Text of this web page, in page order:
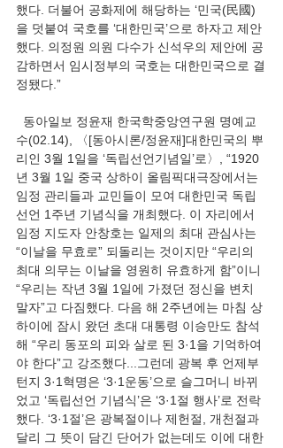
했다. 더불어 공화제에 해당하는 ‘민국(民國)
을 덧붙여 국호를 ‘대한민국’으로 하자고 제안
했다. 의정원 의원 다수가 신석우의 제안에 공
감하면서 임시정부의 국호는 대한민국으로 결
정됐다.”
동아일보 정윤재 한국학중앙연구원 명예교
수(02.14), 〈[동아시론/정윤재]대한민국의 뿌
리인 3월 1일을 ‘독립선언기념일’로〉, “1920
년 3월 1일 중국 상하이 올림픽대극장에서는
임정 관리들과 교민들이 모여 대한민국 독립
선언 1주년 기념식을 개최했다. 이 자리에서
임정 지도자 안창호는 일제의 최대 관심사는
“이날을 무효로” 되돌리는 것이지만 “우리의
최대 의무는 이날을 영원히 유효하게 함”이니
“우리는 작년 3월 1일에 가졌던 정신을 변치
말자”고 다짐했다. 다음 해 2주년에는 마침 상
하이에 잠시 왔던 초대 대통령 이승만도 참석
해 “우리 동포의 피와 살로 된 3·1을 기억하여
야 한다”고 강조했다...그런데 광복 후 언제부
턴지 3·1혁명은 ‘3·1운동’으로 슬그머니 바뀌
었고 ‘독립선언 기념식’은 ‘3·1절 행사’로 전락
했다. ‘3·1절’은 광복절이나 제헌절, 개천절과
달리 그 뜻이 담긴 단어가 없는데도 이에 대한